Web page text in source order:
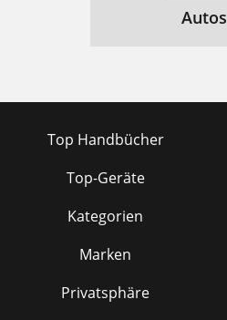
Autos
Top Handbücher
Top-Geräte
Kategorien
Marken
Privatsphäre